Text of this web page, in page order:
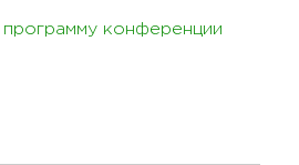
конференции